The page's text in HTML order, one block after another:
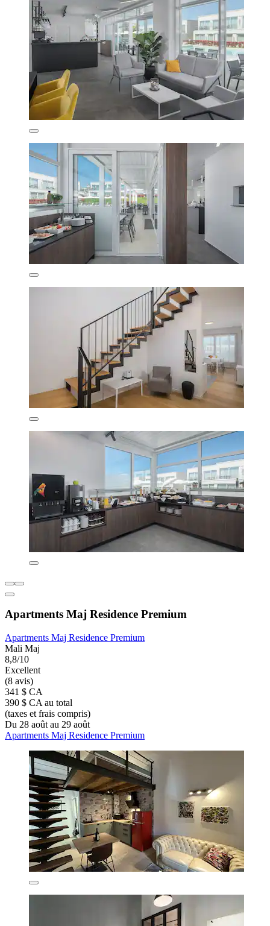
Apartments Maj Residence Premium
Apartments Maj Residence Premium
Mali Maj
8,8/10
Excellent
(8 avis)
341 $ CA
390 $ CA au total
(taxes et frais compris)
Du 28 août au 29 août
Apartments Maj Residence Premium